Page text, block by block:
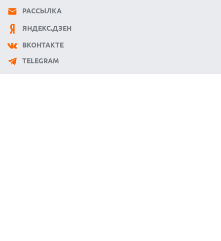
РАССЫЛКА
ЯНДЕКС.ДЗЕН
ВКОНТАКТЕ
TELEGRAM